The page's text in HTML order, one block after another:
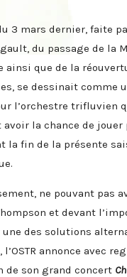
3 mars dernier, faite
du passage de la
ainsi que de la
se dessinait comme
l’orchestre trifluvien
la chance de jouer
la fin de la présente
ne pouvant pas
et devant
des solutions
annonce avec
de son grand concert